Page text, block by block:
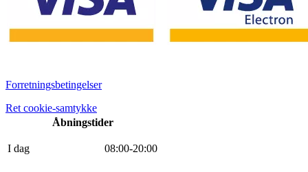
Forretningsbetingelser
Ret cookie-samtykke
Åbningstider
I dag 08:00-20:00